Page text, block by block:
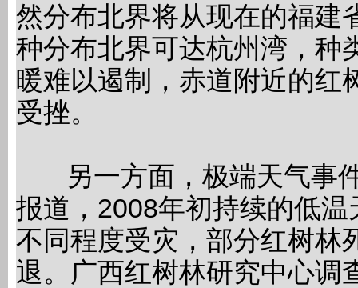
然分布北界将从现在的福建
种分布北界可达杭州湾，种
暖难以遏制，赤道附近的红
受挫。
另一方面，极端天气事件
报道，2008年初持续的低
不同程度受灾，部分红树林
退。广西红树林研究中心调